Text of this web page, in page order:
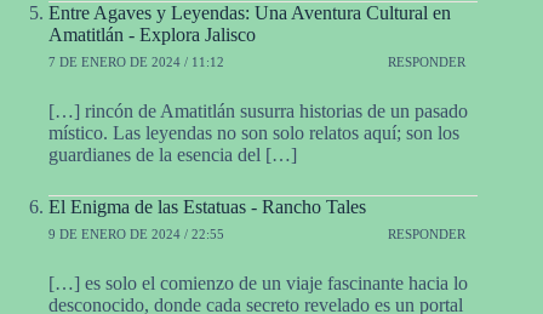
Entre Agaves y Leyendas: Una Aventura Cultural en
Amatitlán - Explora Jalisco
7 DE ENERO DE 2024 / 11:12 RESPONDER
[…] rincón de Amatitlán susurra historias de un pasado
místico. Las leyendas no son solo relatos aquí; son los
guardianes de la esencia del […]
El Enigma de las Estatuas - Rancho Tales
9 DE ENERO DE 2024 / 22:55 RESPONDER
[…] es solo el comienzo de un viaje fascinante hacia lo
desconocido, donde cada secreto revelado es un portal